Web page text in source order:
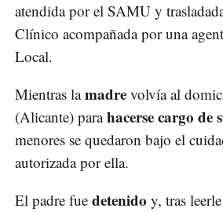
atendida por el SAMU y
Clínico acompañada por una
Local.
Mientras lamadre volvía al
(Alicante) parahacerse cargo de
menores se quedaron bajo el
autorizada por ella.
El padre fue detenido y, tras